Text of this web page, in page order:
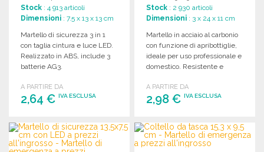
Stock : 4 913 articoli
Dimensioni : 7.5 x 13 x 13 cm
Martello di sicurezza 3 in 1
con taglia cintura e luce LED.
Realizzato in ABS, include 3
batterie AG3.
A PARTIRE DA
2,64 € IVA ESCLUSA
ORDINARE
Richiedi un preventivo
Stock : 2 930 articoli
Dimensioni : 3 x 24 x 11 cm
Martello in acciaio al carbonio
con funzione di apribottiglie,
ideale per uso professionale e
domestico. Resistente e
A PARTIRE DA
2,98 €IVA ESCLUSA
ORDINARE
Richiedi un preventivo